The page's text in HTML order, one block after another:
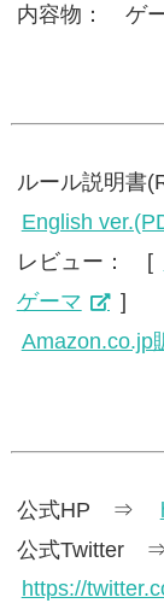
内容物： ゲ
ルール説明書
English
レビュー： [
ゲーマ
]
Amazon.co.jp
公式HP ⇒
公式Twitter
https://